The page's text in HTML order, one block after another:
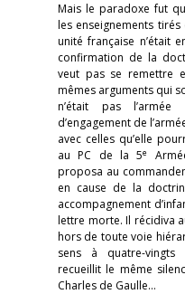
Mais le paradoxe fut
les enseignements
unité française n’était
confirmation de la
veut pas se remettre
mêmes arguments qui
n’était pas
d’engagement de
avec celles qu’elle
au PC de la 5e
proposa au
en cause de la
accompagnement
lettre morte. Il récidiva
hors de toute voie
sens à quatre-vingts
recueillit le même
Charles de Gaulle…